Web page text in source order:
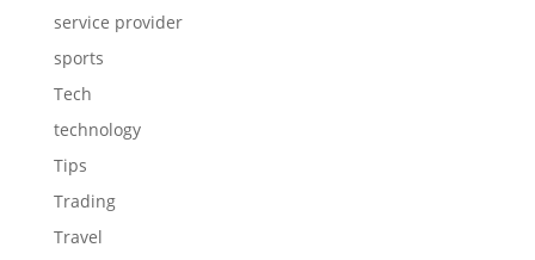
service provider
sports
Tech
technology
Tips
Trading
Travel